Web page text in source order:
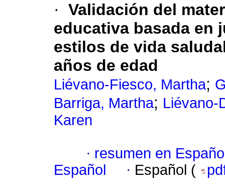
· Validación del
educativa basada en
estilos de vida
años de edad
Liévano-Fiesco, Martha;
Barriga, Martha; Liévano-
Karen
· resumen en
Español
· Español (